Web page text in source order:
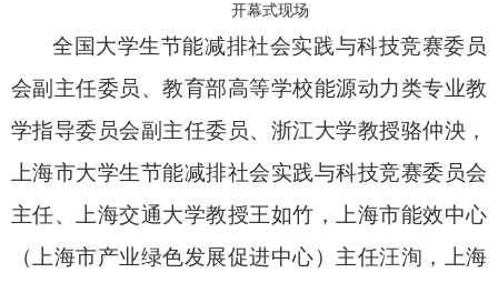
开幕式现场
全国大学生节能减排社会实践与科技竞赛委员
会副主任委员、教育部高等学校能源动力类专业教
学指导委员会副主任委员、浙江大学教授骆仲泱，
上海市大学生节能减排社会实践与科技竞赛委员会
主任、上海交通大学教授王如竹，上海市能效中心
（上海市产业绿色发展促进中心）主任汪洵 ，上海